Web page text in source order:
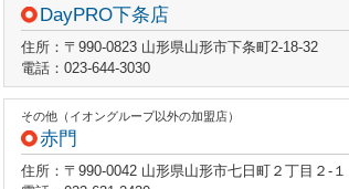
DayPRO下条店
住所：〒990-0823 山形県山形市下条町2-18-32
電話：023-644-3030
その他（イオングループ以外の加盟店）
赤門
住所：〒990-0042 山形県山形市七日町２丁目２‐１